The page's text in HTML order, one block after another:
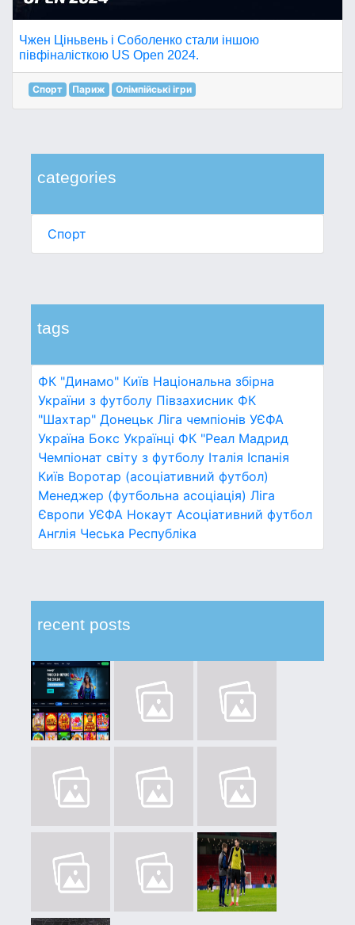
categories
Спорт
tags
ФК "Динамо" Київ Національна збірна
України з футболу Півзахисник ФК
"Шахтар" Донецьк Ліга чемпіонів УЄФА
Україна Бокс Українці ФК "Реал Мадрид
Чемпіонат світу з футболу Італія Іспанія
Київ Воротар (асоціативний футбол)
Менеджер (футбольна асоціація) Ліга
Європи УЄФА Нокаут Асоціативний футбол
Англія Чеська Республіка
recent posts
Чжен Ціньвень і Соболенко стали іншою
півфіналісткою US Open 2024.
Спорт Париж Олімпійські ігри